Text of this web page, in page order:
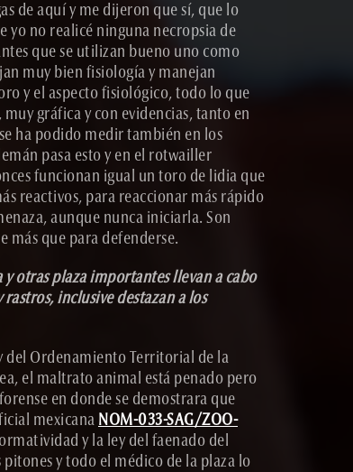
de aquí y me dijeron que sí, que lo
yo no realicé ninguna necropsia de
que se utilizan bueno uno como
muy bien fisiología y manejan
y el aspecto fisiológico, todo lo que
gráfica y con evidencias, tanto en
ha podido medir también en los
pasa esto y en el rotwailler
funcionan igual un toro de lidia que
reactivos, para reaccionar más rápido
aunque nunca iniciarla. Son
más que para defenderse.
otras plaza importantes llevan a cabo
inclusive destazan a los
del Ordenamiento Territorial de la
el maltrato animal está penado pero
en donde se demostrara que
mexicana NOM-033-SAG/ZOO-
y la ley del faenado del
y todo el médico de la plaza lo